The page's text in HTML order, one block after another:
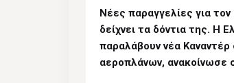
Νέες παραγγελίες για
δείχνει τα δόντια της. Η
παραλάβουν νέα
αεροπλάνων, ανακοίνωσε